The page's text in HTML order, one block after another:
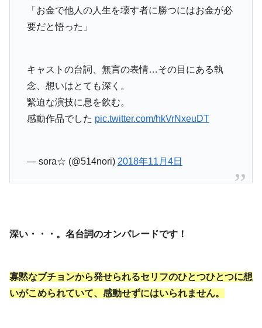
「お金で他人の人生を壊す者に勝つにはお金が必
要だと悟った」
キャストの台詞、無言の表情…その目にある執
念、想いはとても深く。
緊迫な演技に息を飲む。
感動作品でした pic.twitter.com/hkVrNxeuDT
— sora☆ (@514nori) 2018年11月4日
深い・・・。名台詞のオンパレードです！
寡黙なブチョンから発せられるセリフのひとつひとつに想
いがこめられていて、感動せずにはいられません。